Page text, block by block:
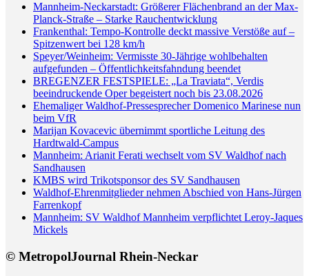
Mannheim-Neckarstadt: Größerer Flächenbrand an der Max-
Planck-Straße – Starke Rauchentwicklung
Frankenthal: Tempo-Kontrolle deckt massive Verstöße auf –
Spitzenwert bei 128 km/h
Speyer/Weinheim: Vermisste 30-Jährige wohlbehalten
aufgefunden – Öffentlichkeitsfahndung beendet
BREGENZER FESTSPIELE: „La Traviata“, Verdis
beeindruckende Oper begeistert noch bis 23.08.2026
Ehemaliger Waldhof-Pressesprecher Domenico Marinese nun
beim VfR
Marijan Kovacevic übernimmt sportliche Leitung des
Hardtwald-Campus
Mannheim: Arianit Ferati wechselt vom SV Waldhof nach
Sandhausen
KMBS wird Trikotsponsor des SV Sandhausen
Waldhof-Ehrenmitglieder nehmen Abschied von Hans-Jürgen
Farrenkopf
Mannheim: SV Waldhof Mannheim verpflichtet Leroy-Jaques
Mickels
© MetropolJournal Rhein-Neckar